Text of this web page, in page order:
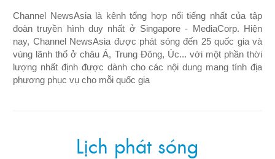
Channel NewsAsia là kênh tổng hợp nổi tiếng nhất của tập
đoàn truyền hình duy nhất ở Singapore - MediaCorp. Hiện
nay, Channel NewsAsia được phát sóng đến 25 quốc gia và
vùng lãnh thổ ở châu Á, Trung Đông, Úc... với một phần thời
lượng nhất định được dành cho các nội dung mang tính địa
phương phục vụ cho mỗi quốc gia
Lịch phát sóng